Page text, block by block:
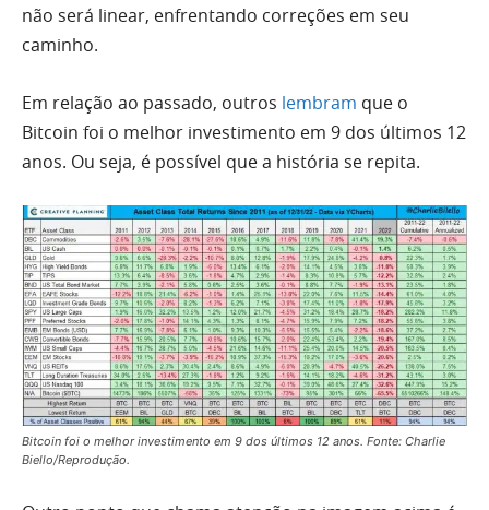
não será linear, enfrentando correções em seu
caminho.
Em relação ao passado, outros lembram que o
Bitcoin foi o melhor investimento em 9 dos últimos 12
anos. Ou seja, é possível que a história se repita.
Bitcoin foi o melhor investimento em 9 dos últimos 12 anos. Fonte: Charlie
Biello/Reprodução.